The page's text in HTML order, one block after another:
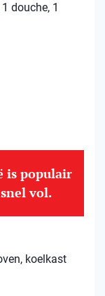
douche, 1
is populair
vol.
koelkast